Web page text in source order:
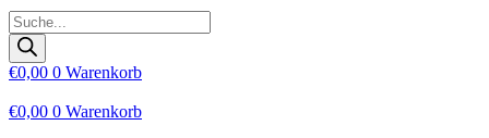
Products
search
€0,00 0 Warenkorb
€0,00 0 Warenkorb